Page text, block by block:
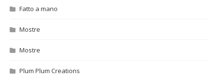
Fatto a mano
Mostre
Mostre
Plum Plum Creations